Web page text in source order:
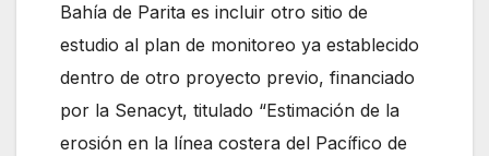
Bahía de Parita es incluir otro sitio de
estudio al plan de monitoreo ya establecido
dentro de otro proyecto previo, financiado
por la Senacyt, titulado “Estimación de la
erosión en la línea costera del Pacífico de